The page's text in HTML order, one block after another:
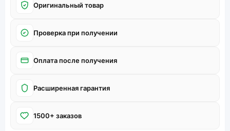
Оригинальный товар
Проверка при получении
Оплата после получения
Расширенная гарантия
1500+ заказов